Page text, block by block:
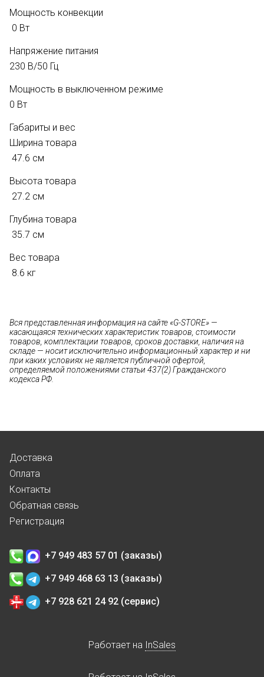
Мощность конвекции
0 Вт
Напряжение питания
230 В/50 Гц
Мощность в выключенном режиме
0 Вт
Габариты и вес
Ширина товара
47.6 см
Высота товара
27.2 см
Глубина товара
35.7 см
Вес товара
8.6 кг
Вся представленная информация на сайте «G-STORE» —
касающаяся технических характеристик товаров, стоимости
товаров, комплектации товаров, сроков доставки, наличия на
складе — носит исключительно информационный характер и ни
при каких условиях не является публичной офертой,
определяемой положениями статьи 437(2) Гражданского
кодекса РФ.
Доставка
Оплата
Контакты
Обратная связь
Регистрация
+7 949 483 57 01 (заказы)
+7 949 468 63 13 (заказы)
+7 928 621 24 92 (сервис)
Работает на InSales